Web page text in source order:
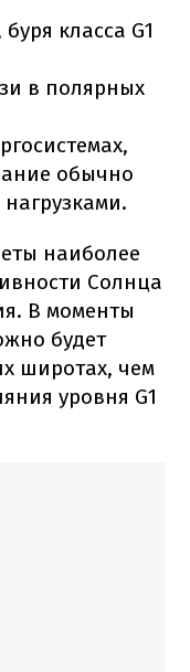
класса G1
в полярных
обычно
наиболее
Солнца
В моменты
будет
широтах, чем
уровня G1